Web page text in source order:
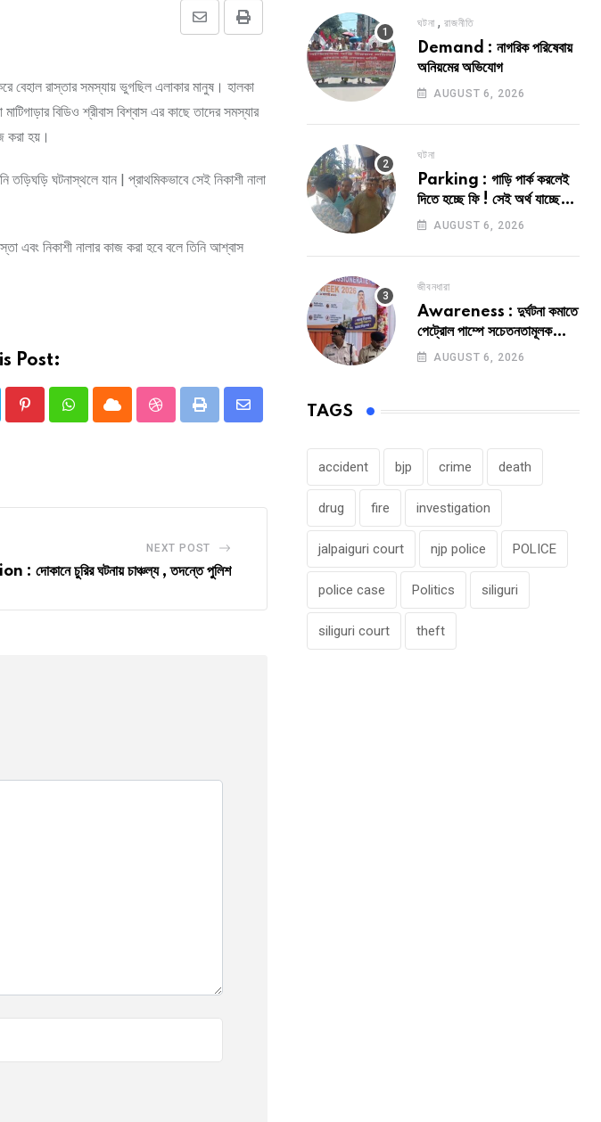
Print
Share
বেহাল রাস্তার সমস্যায় ভুগছিল এলাকার মানুষ। হালকা
বিডিও শ্রীবাস বিশ্বাস এর কাছে তাদের সমস্যার
করা হয়।
ঘটনাস্থলে যান | প্রাথমিকভাবে সেই নিকাশী নালা
এবং নিকাশী নালার কাজ করা হবে বলে তিনি আশ্বাস
Post:
PinterestWhatsappCloud StumbleUpon
Print
Share
NEXT POST
চুরির ঘটনায় চাঞ্চল্য , তদন্তে পুলিশ
ঘটনা ,রাজনীতি
Demand : নাগরিক পরিষেবায়
অনিয়মের অভিযোগ
AUGUST 6, 2026
ঘটনা
Parking : গাড়ি পার্ক করলেই
দিতে হচ্ছে ফি ! সেই অর্থ যাচ্ছে
কোথায় ?
AUGUST 6, 2026
জীবনধারা
Awareness : দুর্ঘটনা কমাতে
পেট্রোল পাম্পে সচেতনতামূলক
কর্মসূচীAUGUST 6, 2026
TAGS
accident bjp crime death
drug fire investigation
jalpaiguri court njp police POLICE
police case Politics siliguri
siliguri court theft